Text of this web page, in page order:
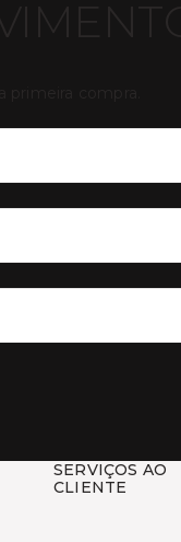
SERVIÇOS AO
CLIENTE